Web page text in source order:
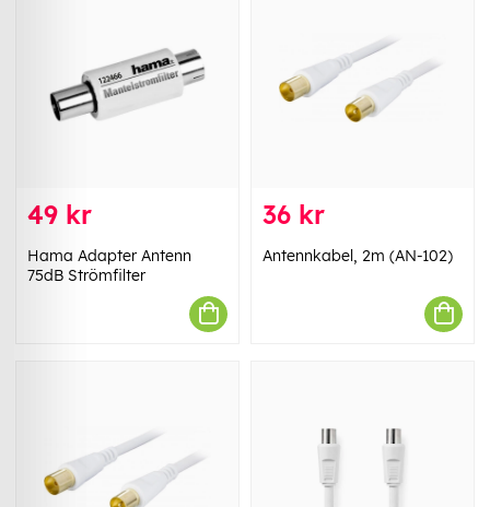
49 kr
Hama Adapter Antenn
75dB Strömfilter
36 kr
Antennkabel, 2m (AN-102)